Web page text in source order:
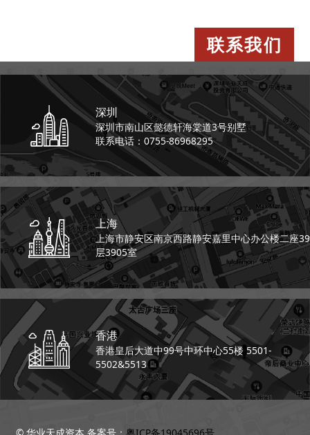
联系我们
深圳
深圳市南山区懿德轩海棠道3号别墅
联系电话：0755-86968295
上海
上海市静安区南京西路静安嘉里中心办公楼二座39
层3905室
香港
香港皇后大道中99号中环中心55楼 5501-
5502&5513